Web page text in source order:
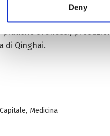
Deny
è stata inclusa nel
“L’unico modo per la
pratiche di analisi,
di Qinghai.
, Medicina